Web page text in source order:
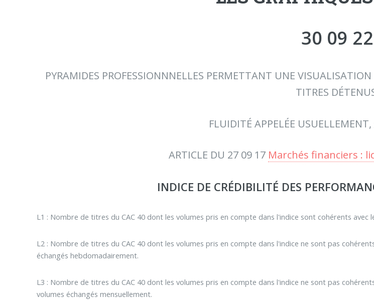
30 09 22
PYRAMIDES PROFESSIONNNELLES PERMETTANT UNE
TITRES
FLUIDITÉ APPELÉE
ARTICLE DU 27 09 17 Marchés financiers :
INDICE DE CRÉDIBILITÉ DES
L1 : Nombre de titres du CAC 40 dont les volumes pris en compte dans l'indice sont cohérents avec
L2 : Nombre de titres du CAC 40 dont les volumes pris en compte dans l'indice ne sont pas
échangés hebdomadairement.
L3 : Nombre de titres du CAC 40 dont les volumes pris en compte dans l'indice ne sont pas
volumes échangés mensuellement.